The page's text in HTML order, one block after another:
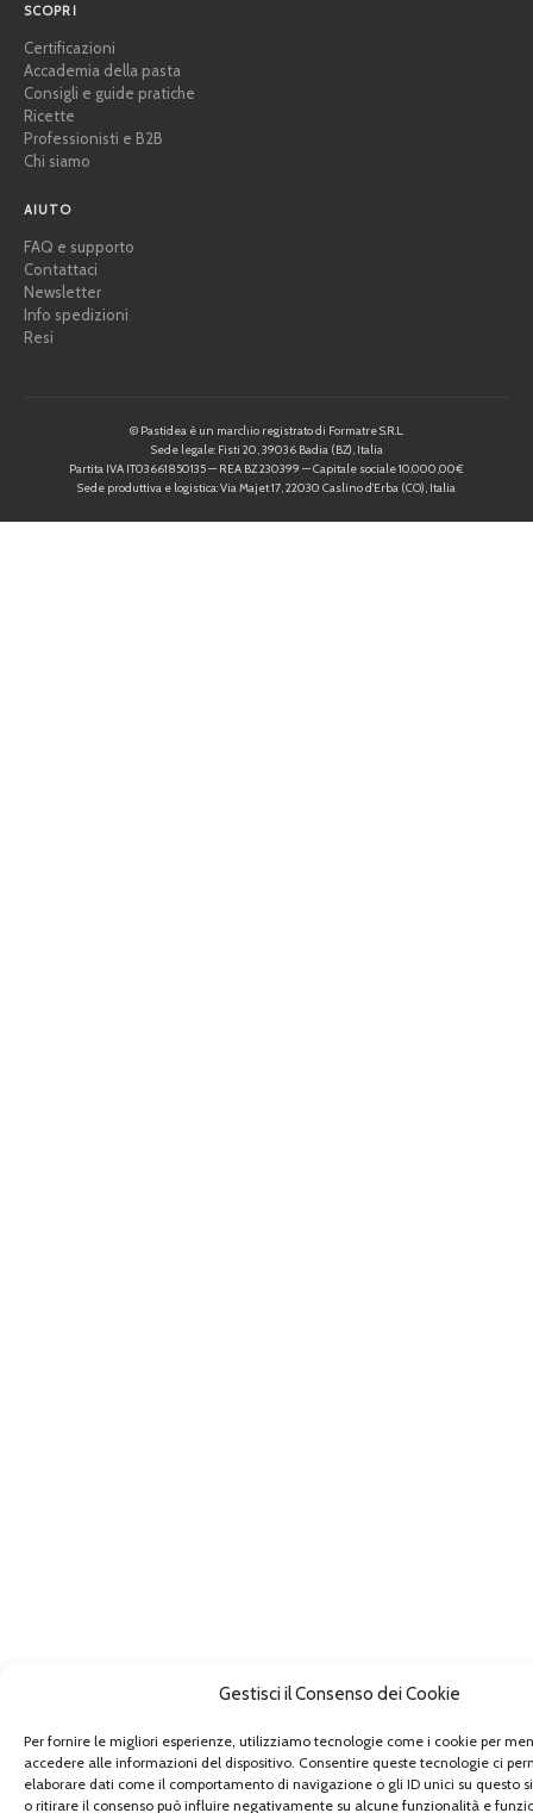
Gestisci il Consenso dei Cookie
Per fornire le migliori esperienze, utilizziamo tecnologie come i cookie per
accedere alle informazioni del dispositivo. Consentire queste tecnologie ci
elaborare dati come il comportamento di navigazione o gli ID unici su questo
o ritirare il consenso può influire negativamente su alcune funzionalità e
SCOPRI
Certificazioni
Accademia della pasta
Consigli e guide pratiche
Ricette
Professionisti e B2B
Chi siamo
AIUTO
FAQ e supporto
Contattaci
Newsletter
Info spedizioni
Resi
© Pastidea è un marchio registrato di Formatre S.R.L.
Sede legale: Fisti 20, 39036 Badia (BZ), Italia
Partita IVA IT03661850135 — REA BZ 230399 — Capitale sociale 10.000,00€
Sede produttiva e logistica: Via Majet 17, 22030 Caslino d’Erba (CO), Italia